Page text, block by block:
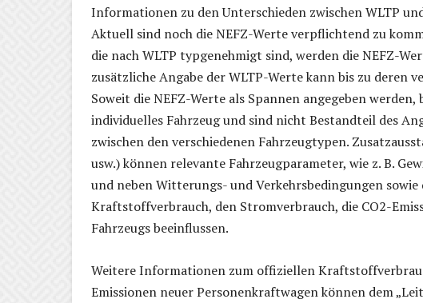
Informationen zu den Unterschieden zwischen WLTP
Aktuell sind noch die NEFZ-Werte verpflichtend zu
die nach WLTP typgenehmigt sind, werden die NEFZ-
zusätzliche Angabe der WLTP-Werte kann bis zu
Soweit die NEFZ-Werte als Spannen angegeben
individuelles Fahrzeug und sind nicht Bestandteil des
zwischen den verschiedenen Fahrzeugtypen.
usw.) können relevante Fahrzeugparameter, wie z. B.
und neben Witterungs- und Verkehrsbedingungen
Kraftstoffverbrauch, den Stromverbrauch, die CO2-
Fahrzeugs beeinflussen.
Weitere Informationen zum offiziellen
Emissionen neuer Personenkraftwagen können dem